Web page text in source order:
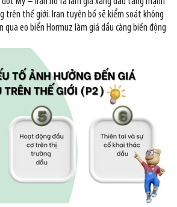
trên thế giới. Iran tuyên bố sẽ kiểm soát không
qua eo biển Hormuz làm giá dầu càng biến động